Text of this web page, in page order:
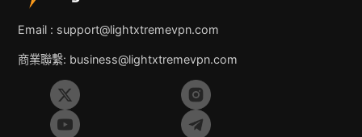
Email : support@lightxtremevpn.com
商業聯繫: business@lightxtremevpn.com